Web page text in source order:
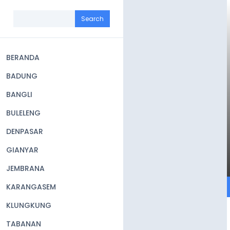
navigation
BERANDA
BADUNG
BANGLI
BULELENG
DENPASAR
GIANYAR
JEMBRANA
KARANGASEM
KLUNGKUNG
TABANAN